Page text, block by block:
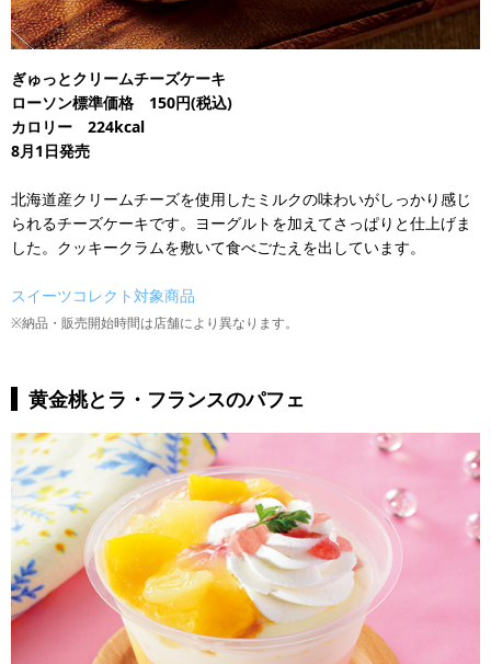
ぎゅっとクリームチーズケーキ
ローソン標準価格 150円(税込)
カロリー 224kcal
8月1日発売
北海道産クリームチーズを使用したミルクの味わいがしっかり感じ
られるチーズケーキです。ヨーグルトを加えてさっぱりと仕上げま
した。クッキークラムを敷いて食べごたえを出しています。
スイーツコレクト対象商品
※納品・販売開始時間は店舗により異なります。
黄金桃とラ・フランスのパフェ